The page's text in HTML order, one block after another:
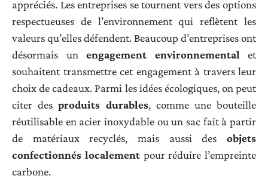
appréciés. Les entreprises se tournent vers des options
respectueuses de l’environnement qui reflètent les
valeurs qu’elles défendent. Beaucoup d’entreprises ont
désormais un engagement environnementalet
souhaitent transmettre cet engagement à travers leur
choix de cadeaux. Parmi les idées écologiques, on peut
citer desproduits durables, comme une bouteille
réutilisable en acier inoxydable ou un sac fait à partir
de matériaux recyclés, mais aussi des objets
confectionnés localementpour réduire l’empreinte
carbone.